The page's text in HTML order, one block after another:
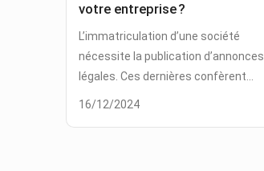
votre entreprise ?
L’immatriculation d’une société
nécessite la publication d’annonces
légales. Ces dernières confèrent...
16/12/2024